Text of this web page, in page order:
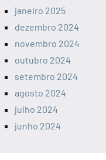
janeiro 2025
dezembro 2024
novembro 2024
outubro 2024
setembro 2024
agosto 2024
julho 2024
junho 2024